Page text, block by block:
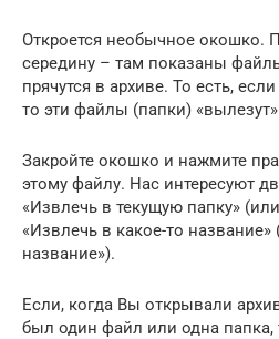
Откроется необычное окошко.
середину – там показаны
прячутся в архиве. То есть,
то эти файлы (папки)
Закройте окошко и нажмите
этому файлу. Нас интересуют
«Извлечь в текущую папку»
«Извлечь в какое-то название»
название»).
Если, когда Вы открывали
был один файл или одна папка,